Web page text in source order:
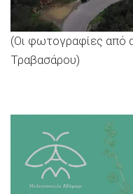
(Οι φωτογραφίες από
Τραβασάρου)